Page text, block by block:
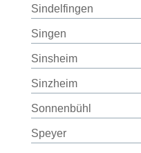
Sindelfingen
Singen
Sinsheim
Sinzheim
Sonnenbühl
Speyer